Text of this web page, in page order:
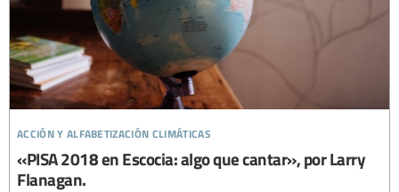
acción y alfabetización climáticas
«PISA 2018 en Escocia: algo que cantar», por Larry
Flanagan.